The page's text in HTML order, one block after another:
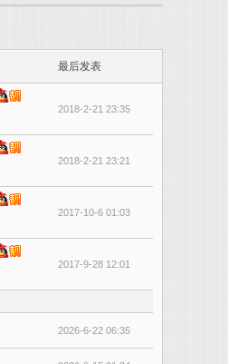
最后发表
2018-2-21 23:35
2018-2-21 23:21
2017-10-6 01:03
2017-9-28 12:01
2026-6-22 06:35